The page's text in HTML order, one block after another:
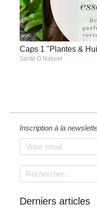
Caps 1 "Plantes &
Santé O Naturel
Inscription à la
Votre email
Rechercher
Derniers articles